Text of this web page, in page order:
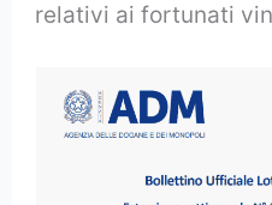
relativi ai fortunati